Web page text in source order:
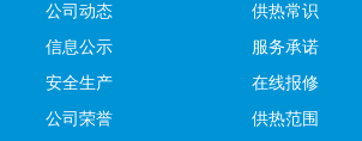
公司动态
信息公示
安全生产
公司荣誉
供热常识
服务承诺
在线报修
供热范围